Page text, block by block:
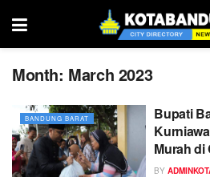
Month: March 2023
BANDUNG BARAT
Bupati
Murah
BY